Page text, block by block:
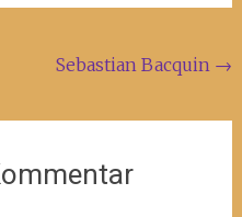
Sebastian Bacquin →